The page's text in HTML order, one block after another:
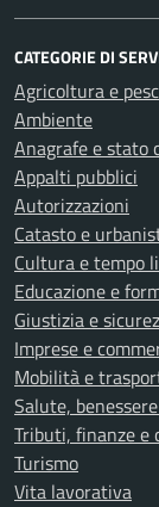
CATEGORIE DI
Agricoltura e
Ambiente
Anagrafe e stato
Appalti pubblici
Autorizzazioni
Catasto e
Cultura e tempo
Educazione e
Giustizia e
Imprese e
Mobilità e
Salute,
Tributi, finanze e
Turismo
Vita lavorativa